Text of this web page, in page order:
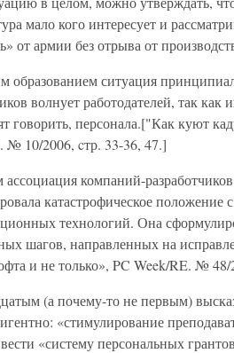
мало кого интересует и
от армии без отрыва от
ситуация
волнует работодателей, так как
говорить, персонала.["Как куют
№ 10/2006, cтр. 33-36, 47.]
компаний-
катастрофическое положение
технологий. Она
шагов, направленных на
и не только», PC Week/RE. №
(а почему-то не первым)
«стимулирование
«систему персональных